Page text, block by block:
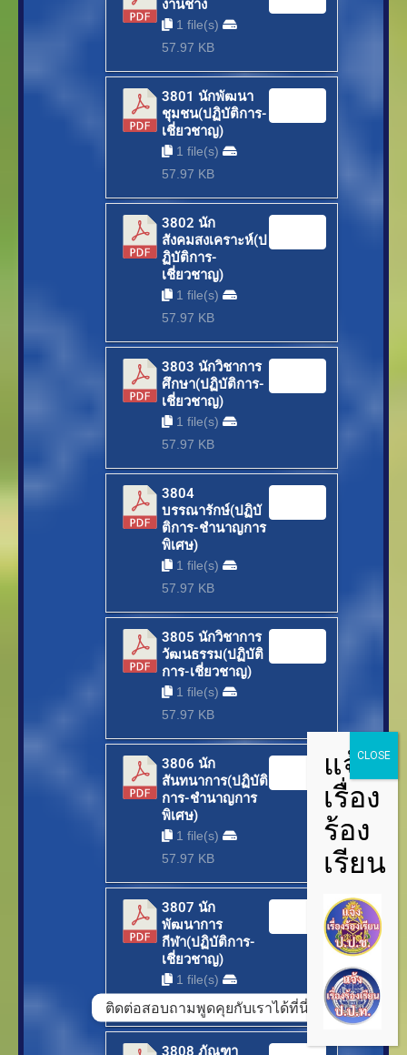
งานช่าง
1 file(s)
57.97 KB
3801 นักพัฒนา
ชุมชน(ปฏิบัติการ-
เชี่ยวชาญ)
1 file(s)
57.97 KB
3802 นัก
สังคมสงเคราะห์(ป
ฏิบัติการ-
เชี่ยวชาญ)
1 file(s)
57.97 KB
3803 นักวิชาการ
ศึกษา(ปฏิบัติการ-
เชี่ยวชาญ)
1 file(s)
57.97 KB
3804
บรรณารักษ์(ปฏิบั
ติการ-ชำนาญการ
พิเศษ)
1 file(s)
57.97 KB
3805 นักวิชาการ
วัฒนธรรม(ปฏิบัติ
การ-เชี่ยวชาญ)
1 file(s)
57.97 KB
3806 นัก
สันทนาการ(ปฏิบัติ
การ-ชำนาญการ
พิเศษ)
1 file(s)
57.97 KB
3807 นัก
พัฒนาการ
กีฬา(ปฏิบัติการ-
เชี่ยวชาญ)
1 file(s)
57.97 KB
3808 ภัณฑา
ติดต่อสอบถามพูดคุยกับเราได้ที่นี่
chaty